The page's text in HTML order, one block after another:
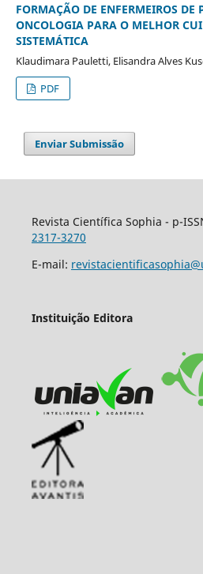
FORMAÇÃO DE ENFERMEIROS
ONCOLOGIA PARA O MELHOR
SISTEMÁTICA
Klaudimara Pauletti, Elisandra Alves
PDF
Enviar Submissão
Revista Científica Sophia - p-
2317-3270
E-mail:
Instituição Editora